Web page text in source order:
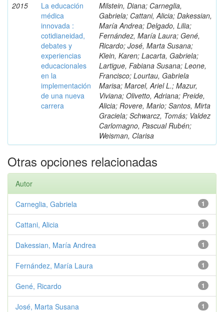
2015
La educación
médica
innovada :
cotidianeidad,
debates y
experiencias
educacionales
en la
implementación
de una nueva
carrera
Milstein, Diana; Carneglia,
Gabriela; Cattani, Alicia; Dakessian,
María Andrea; Delgado, Lilia;
Fernández, María Laura; Gené,
Ricardo; José, Marta Susana;
Klein, Karen; Lacarta, Gabriela;
Lartigue, Fabiana Susana; Leone,
Francisco; Lourtau, Gabriela
Marisa; Marcel, Ariel L.; Mazur,
Viviana; Olivetto, Adriana; Preide,
Alicia; Rovere, Mario; Santos, Mirta
Graciela; Schwarcz, Tomás; Valdez
Carlomagno, Pascual Rubén;
Weisman, Clarisa
Otras opciones relacionadas
Autor
1
Carneglia, Gabriela
1
Cattani, Alicia
1
Dakessian, María Andrea
1
Fernández, María Laura
1
Gené, Ricardo
1
José, Marta Susana